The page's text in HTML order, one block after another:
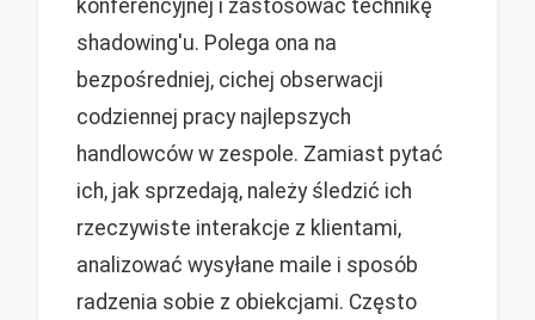
konferencyjnej i zastosować technikę
shadowing'u. Polega ona na
bezpośredniej, cichej obserwacji
codziennej pracy najlepszych
handlowców w zespole. Zamiast pytać
ich, jak sprzedają, należy śledzić ich
rzeczywiste interakcje z klientami,
analizować wysyłane maile i sposób
radzenia sobie z obiekcjami. Często